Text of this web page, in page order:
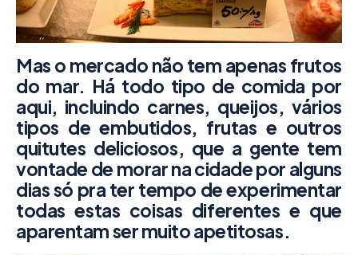
Mas o mercado não tem apenas frutos
do mar. Há todo tipo de comida por
aqui, incluindo carnes, queijos, vários
tipos de embutidos, frutas e outros
quitutes deliciosos, que a gente tem
vontade de morar na cidade por alguns
dias só pra ter tempo de experimentar
todas estas coisas diferentes e que
aparentam ser muito apetitosas.